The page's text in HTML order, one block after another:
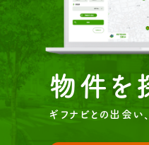
物件を
ギフナビとの出会い